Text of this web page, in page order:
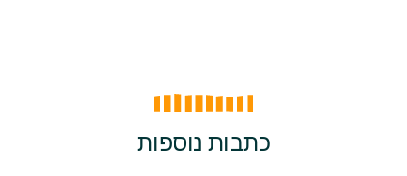
כתבות נוספות